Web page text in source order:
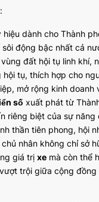
hiệu dành cho Thành
động bậc nhất cả
đất hội tụ linh khí,
tụ, thích hợp cho
mở rộng kinh doanh
số xuất phát từ
riêng biệt của sự
thần tiên phong, hội
chủ nhân không chỉ sở
giá trị xe mà còn thể
trội giữa cộng đồng